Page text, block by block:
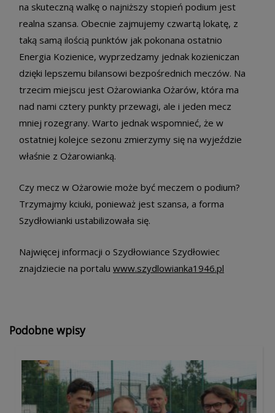
na skuteczną walkę o najniższy stopień podium jest
realna szansa. Obecnie zajmujemy czwartą lokatę, z
taką samą ilością punktów jak pokonana ostatnio
Energia Kozienice, wyprzedzamy jednak kozieniczan
dzięki lepszemu bilansowi bezpośrednich meczów. Na
trzecim miejscu jest Ożarowianka Ożarów, która ma
nad nami cztery punkty przewagi, ale i jeden mecz
mniej rozegrany. Warto jednak wspomnieć, że w
ostatniej kolejce sezonu zmierzymy się na wyjeździe
właśnie z Ożarowianką.
Czy mecz w Ożarowie może być meczem o podium?
Trzymajmy kciuki, ponieważ jest szansa, a forma
Szydłowianki ustabilizowała się.
Najwięcej informacji o Szydłowiance Szydłowiec
znajdziecie na portalu www.szydlowianka1946.pl
Podobne wpisy